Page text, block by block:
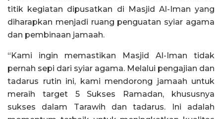
titik kegiatan dipusatkan di Masjid Al-Iman yang
diharapkan menjadi ruang penguatan syiar agama
dan pembinaan jamaah.
“Kami ingin memastikan Masjid Al-Iman tidak
pernah sepi dari syiar agama. Melalui pengajian dan
tadarus rutin ini, kami mendorong jamaah untuk
meraih target 5 Sukses Ramadan, khususnya
sukses dalam Tarawih dan tadarus. Ini adalah